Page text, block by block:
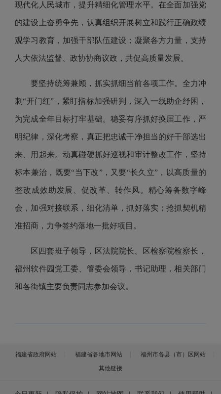
现代化人民城市，提升精细化管理水平。在全面加强党
的建设上奋勇争先，认真组织开展树立和践行正确政绩
观学习教育，加强干部队伍建设；凝聚各方力量，支持
人大依法监督、政协协商议政，共促高质量发展。
要坚持统筹兼顾，抓实抓细当前各项工作。全力冲
刺“开门红”，紧盯指标加强研判，深入一线助企纾困，
为完成全年目标打牢基础。稳妥有序抓好换届工作，严
明纪律，深化考察，真正把忠诚干净担当的好干部选出
来、用起来。动真碰硬抓好巡视和审计整改工作，坚持
标本兼治，既要“当下改”，又要“长久立”，以高质量的
整改成效助发展、促改革、转作风。精心筹备数字峰
会，加强对接联系，细化清单，抓好落实；抢抓契机精
准招商，力争签约落地一批好项目。
区四套班子领导，区法院院长、区检察院检察长，
福州软件园党工委、管委会领导，书记助理，相关部门
和各街镇主要负责同志参加会议。
福建省政府网站 福建省各地市网站
福州市各县（市）区网站
其他链接